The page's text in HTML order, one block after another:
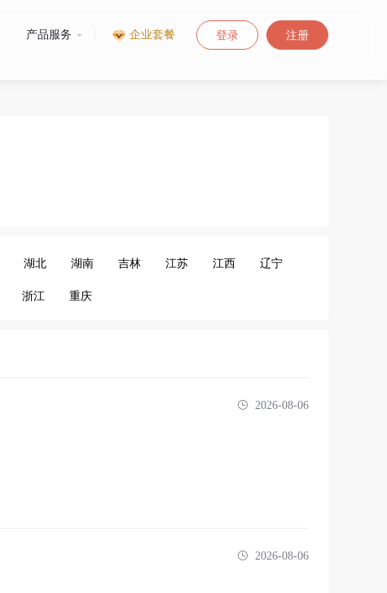
产品服务 企业套餐 登录 注册
湖北 湖南 吉林 江苏 江西 辽宁
浙江 重庆
2026-08-06
2026-08-06